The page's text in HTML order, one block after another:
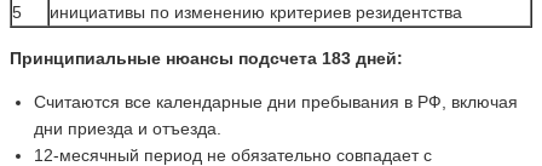
5
инициативы по изменению критериев резидентства
Принципиальные нюансы подсчета 183 дней:
Считаются все календарные дни пребывания в РФ, включая
дни приезда и отъезда.
12-месячный период не обязательно совпадает с